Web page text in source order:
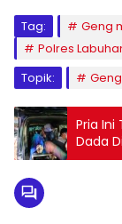
Tag: Geng
Polres
Topik:
Pria Ini
Dada